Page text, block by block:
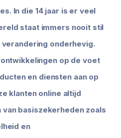
In die 14 jaar is er veel
staat immers nooit stil
verandering onderhevig.
op de voet
en diensten aan op
klanten online altijd
basiszekerheden zoals
en